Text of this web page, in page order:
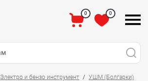
0 0
Электро и бензо инструмент
УШМ (Болгарки)